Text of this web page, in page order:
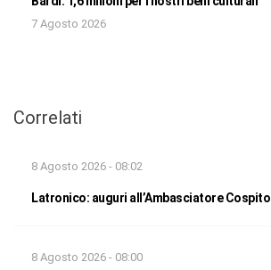
7 Agosto 2026
Correlati
8 Agosto 2026 - 08:02
Latronico: auguri all’Ambasciatore Cospito
8 Agosto 2026 - 08:00